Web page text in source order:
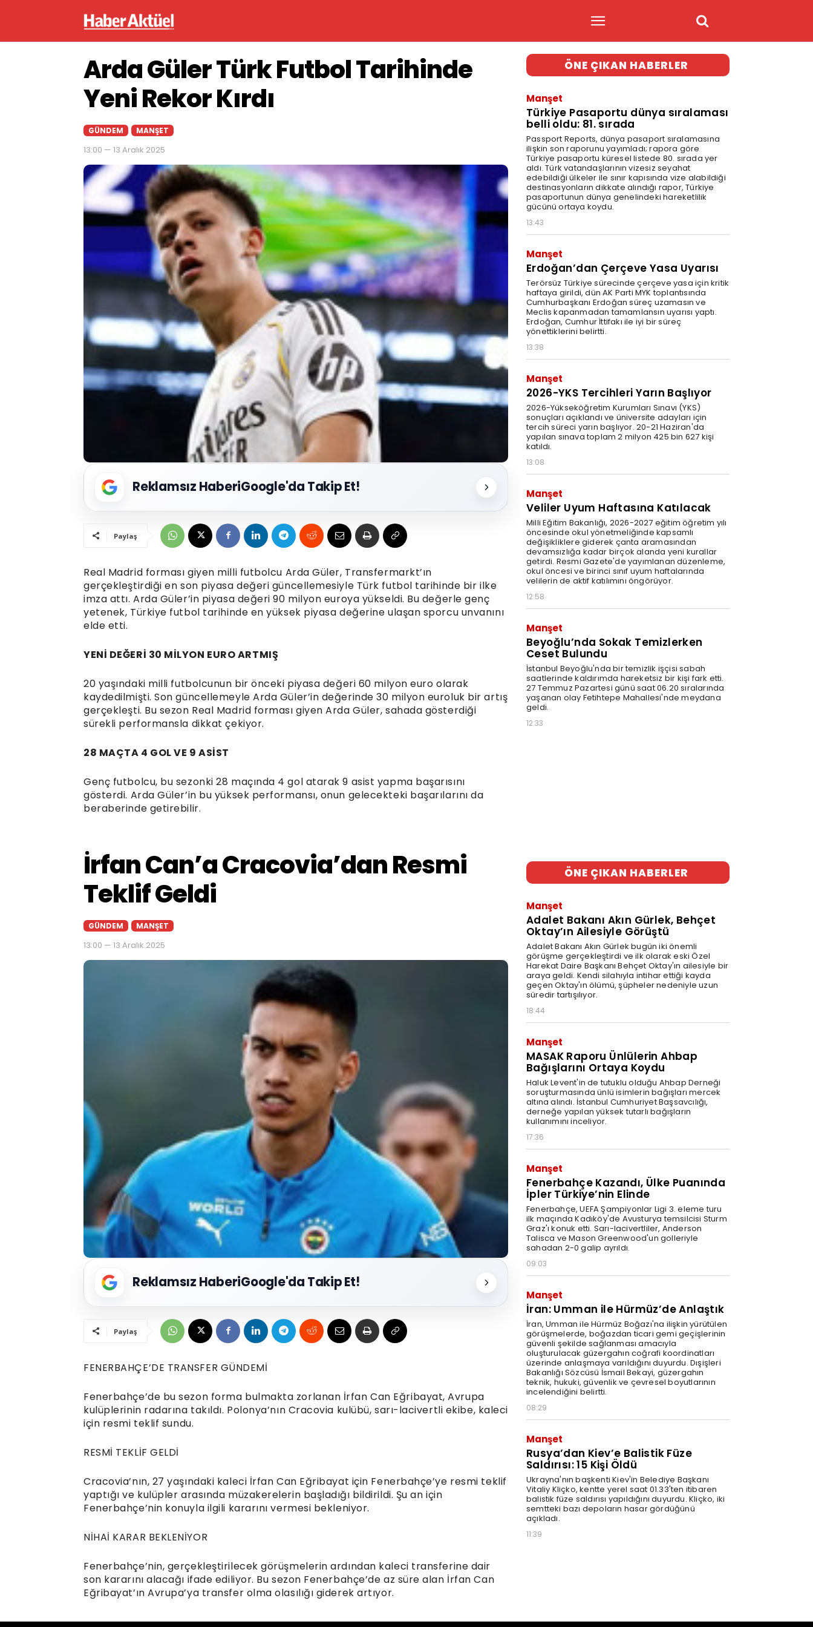
Arda Güler Türk Futbol Tarihinde
Yeni Rekor Kırdı
GÜNDEM MANŞET
13:00 — 13 Aralık 2025
Reklamsız HaberiGoogle'da Takip Et!
Paylaş
Real Madrid forması giyen milli futbolcu Arda Güler, Transfermarkt’ın
gerçekleştirdiği en son piyasa değeri güncellemesiyle Türk futbol tarihinde bir ilke
imza attı. Arda Güler’in piyasa değeri 90 milyon euroya yükseldi. Bu değerle genç
yetenek, Türkiye futbol tarihinde en yüksek piyasa değerine ulaşan sporcu unvanını
elde etti.
YENİ DEĞERİ 30 MİLYON EURO ARTMIŞ
20 yaşındaki milli futbolcunun bir önceki piyasa değeri 60 milyon euro olarak
kaydedilmişti. Son güncellemeyle Arda Güler’in değerinde 30 milyon euroluk bir artış
gerçekleşti. Bu sezon Real Madrid forması giyen Arda Güler, sahada gösterdiği
sürekli performansla dikkat çekiyor.
28 MAÇTA 4 GOL VE 9 ASİST
Genç futbolcu, bu sezonki 28 maçında 4 gol atarak 9 asist yapma başarısını
gösterdi. Arda Güler’in bu yüksek performansı, onun gelecekteki başarılarını da
beraberinde getirebilir.
ÖNE ÇIKAN HABERLER
Manşet
Türkiye Pasaportu dünya sıralaması
belli oldu: 81. sırada
Passport Reports, dünya pasaport sıralamasına
ilişkin son raporunu yayımladı; rapora göre
Türkiye pasaportu küresel listede 80. sırada yer
aldı. Türk vatandaşlarının vizesiz seyahat
edebildiği ülkeler ile sınır kapısında vize alabildiği
destinasyonların dikkate alındığı rapor, Türkiye
pasaportunun dünya genelindeki hareketlilik
gücünü ortaya koydu.
13:43
Manşet
Erdoğan’dan Çerçeve Yasa Uyarısı
Terörsüz Türkiye sürecinde çerçeve yasa için kritik
haftaya girildi, dün AK Parti MYK toplantısında
Cumhurbaşkanı Erdoğan süreç uzamasın ve
Meclis kapanmadan tamamlansın uyarısı yaptı.
Erdoğan, Cumhur İttifakı ile iyi bir süreç
yönettiklerini belirtti.
13:38
Manşet
2026-YKS Tercihleri Yarın Başlıyor
2026-Yükseköğretim Kurumları Sınavı (YKS)
sonuçları açıklandı ve üniversite adayları için
tercih süreci yarın başlıyor. 20-21 Haziran'da
yapılan sınava toplam 2 milyon 425 bin 627 kişi
katıldı.
13:08
Manşet
Veliler Uyum Haftasına Katılacak
Milli Eğitim Bakanlığı, 2026-2027 eğitim öğretim yılı
öncesinde okul yönetmeliğinde kapsamlı
değişikliklere giderek çanta aramasından
devamsızlığa kadar birçok alanda yeni kurallar
getirdi. Resmi Gazete'de yayımlanan düzenleme,
okul öncesi ve birinci sınıf uyum haftalarında
velilerin de aktif katılımını öngörüyor.
12:58
Manşet
Beyoğlu’nda Sokak Temizlerken
Ceset Bulundu
İstanbul Beyoğlu'nda bir temizlik işçisi sabah
saatlerinde kaldırımda hareketsiz bir kişi fark etti.
27 Temmuz Pazartesi günü saat 06.20 sıralarında
yaşanan olay Fetihtepe Mahallesi'nde meydana
geldi.
12:33